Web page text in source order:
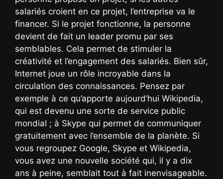
salariés croient en ce projet, l’entreprise va le
financer. Si le projet fonctionne, la personne
devient de fait un leader promu par ses
semblables. Cela permet de stimuler la
créativité et l’engagement des salariés. Bien sûr,
Internet joue un rôle incroyable dans la
circulation des connaissances. Pensez par
exemple à ce qu’apporte aujourd’hui Wikipedia,
qui est devenu une sorte de service public
mondial ; à Skype qui permet de communiquer
gratuitement avec l’ensemble de la planète. Si
vous regroupez Google, Skype et Wikipedia,
vous avez une nouvelle société qui, il y a dix
ans à peine, semblait tout à fait inenvisageable.